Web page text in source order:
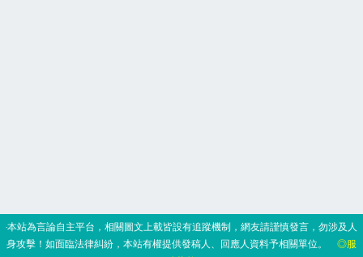
‧本站為言論自主平台，相關圖文上載皆設有追蹤機制，網友請謹慎發言，勿涉及人
身攻擊！如面臨法律糾紛，本站有權提供發稿人、回應人資料予相關單位。 ◎服